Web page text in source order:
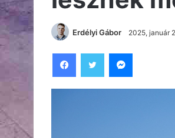
Erdélyi Gábor 2025, január